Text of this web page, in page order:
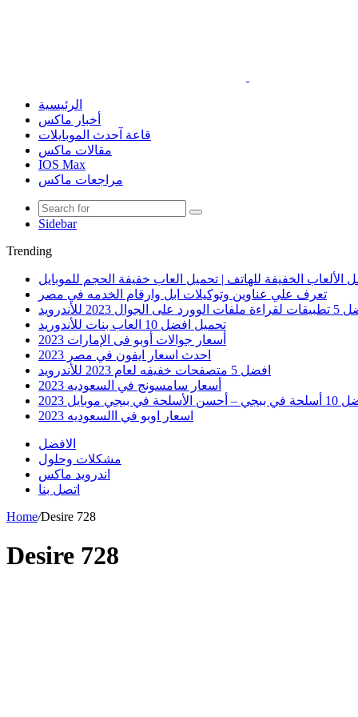
الرئيسية
أخبار ماكس
قاعة آحدث الموبايلات
مقالات ماكس
IOS Max
مراجعات ماكس
Sidebar
Trending
الألعاب الخفيفة للهاتف | تحميل العاب خفيفة الحجم للموبايل
تعرف علي عناوين وتوكيلات ابل وارقام الخدمه في مصر
على الجوال 2023 للأندرويد
تحميل افضل 10 العاب بنات للأندوريد
أسعار جوالات أوبو فى الإمارات 2023
احدث اسعار ايفون في مصر 2023
افضل 5 متصفحات خفيفه لعام 2023 للأندرويد
أسعار سامسونج في السعوديه 2023
الأسلحة في ببجي موبايل 2023
اسعار اوبو في االسعوديه 2023
الافضل
مشكلات وحلول
اندرويد ماكس
اتصل بنا
Home/Desire 728
Desire 728